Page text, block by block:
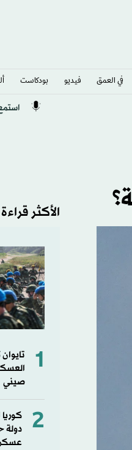
في العمق فيديو بودكاست
الأكثر قراءة
1
صيني
2
دولة